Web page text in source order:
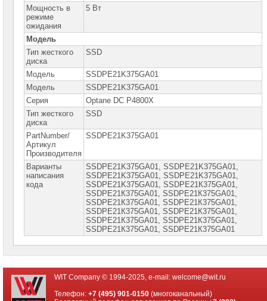
Серверные
процессоры
Серверная
память
Серверные
жесткие
диски
Серверные
жесткие
диски
SSD
M.2
Серверные
жесткие
диски
SATA
SATA
жесткие
диски
SAS
2"5
Мощность в
режиме
ожидания
5 Вт
Модель
Тип жесткого
диска
SSD
Модель
SSDPE21K375GA01
Модель
SSDPE21K375GA01
Серия
Optane DC P4800X
Тип жесткого
диска
SSD
PartNumber/
Артикул
Производителя
SSDPE21K375GA01
Варианты
написания
кода
SSDPE21K375GA01, SSDPE21K375GA01,
SSDPE21K375GА01, SSDPЕ21K375GА01,
SSDPЕ21K375GА01, SSDPЕ21К375GА01,
SSDPЕ21К375GА01, SSDPЕ21К375GА01,
SSDPЕ21К375GА01, SSDРЕ21К375GА01,
SSDРЕ21К375GА01, SSDРЕ21К375GА01,
SSDРЕ21К375GА01, SSDРЕ21К375GА01,
SSDРЕ21К375GА01, SSDРЕ21К375GА01
WIT Company © 1994-2025, e-mail: welcome@wit.ru
Телефон:+7 (495) 901-0150 (многоканальный)